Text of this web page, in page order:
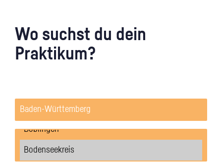
Wo suchst du dein
Praktikum?